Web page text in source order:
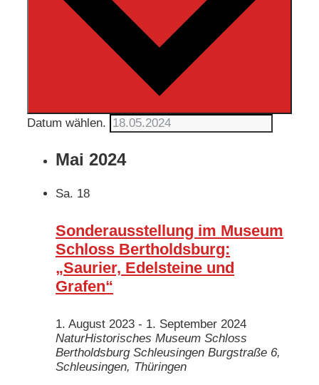
Datum wählen.
Mai 2024
Sa. 18
Sonderausstellung im Museum
Schloss Bertholdsburg:
„Saurier, Edelsteine und
Grafen“
1. August 2023 - 1. September 2024
NaturHistorisches Museum Schloss
Bertholdsburg Schleusingen Burgstraße 6,
Schleusingen, Thüringen